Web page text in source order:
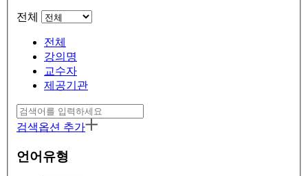
전체
전체
강의명
교수자
제공기관
검색옵션 추가
언어유형